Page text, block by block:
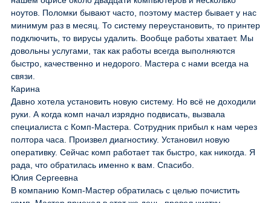
ноутов. Поломки бывают часто, поэтому мастер бывает у нас
минимум раз в месяц. То систему переустановить, то принтер
подключить, то вирусы удалить. Вообще работы хватает. Мы
довольны услугами, так как работы всегда выполняются
быстро, качественно и недорого. Мастера с нами всегда на
связи.
Карина
Давно хотела установить новую систему. Но всё не доходили
руки. А когда комп начал изрядно подвисать, вызвала
специалиста с Комп-Мастера. Сотрудник прибыл к нам через
полтора часа. Произвел диагностику. Установил новую
оперативку. Сейчас комп работает так быстро, как никогда. Я
рада, что обратилась именно к вам. Спасибо.
Юлия Сергеевна
В компанию Комп-Мастер обратилась с целью почистить